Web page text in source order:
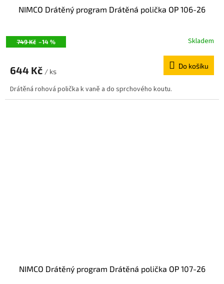
749 Kč –14 %
NIMCO Drátěný program Drátěná polička OP 106-26
Skladem
644 Kč / ks
Do košíku
Drátěná rohová polička k vaně a do sprchového koutu.
NIMCO Drátěný program Drátěná polička OP 107-26